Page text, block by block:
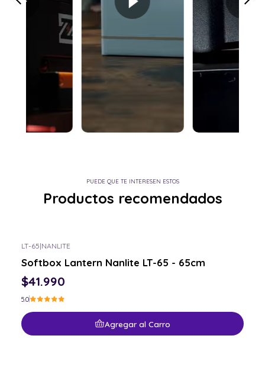
PUEDE QUE TE INTERESEN ESTOS
Productos recomendados
LT-65|NANLITE
Softbox Lantern Nanlite LT-65 - 65cm
$41.990
5.0
Agregar al Carro